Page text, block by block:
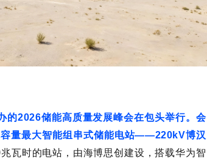
的2026储能高质量发展峰会在包头举行。会
容量最大智能组串式储能电站——220kV博汉
瓦时的电站，由海博思创建设，搭载华为智